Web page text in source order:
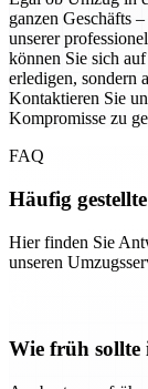
ganzen Geschäfts
unserer
können Sie sich
erledigen, sondern
Kontaktieren Sie
Kompromisse zu
FAQ
Häufig
Hier finden Sie
unseren
Wie früh sollte